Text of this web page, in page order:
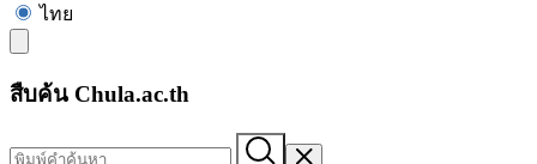
ไทย
สืบค้น Chula.ac.th